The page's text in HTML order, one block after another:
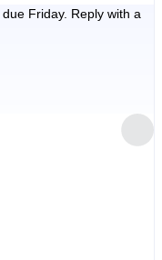
Friday. Reply with a